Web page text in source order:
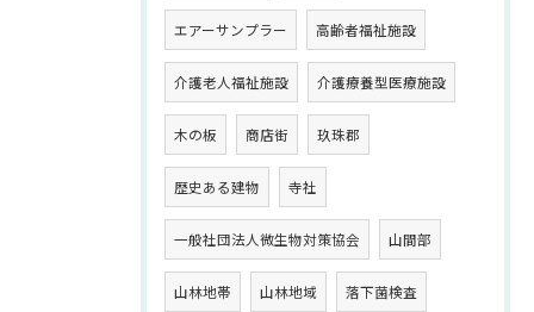
エアーサンプラー 高齢者福祉施設
介護老人福祉施設 介護療養型医療施設
木の板 商店街 玖珠郡
歴史ある建物 寺社
一般社団法人微生物対策協会 山間部
山林地帯 山林地域 落下菌検査